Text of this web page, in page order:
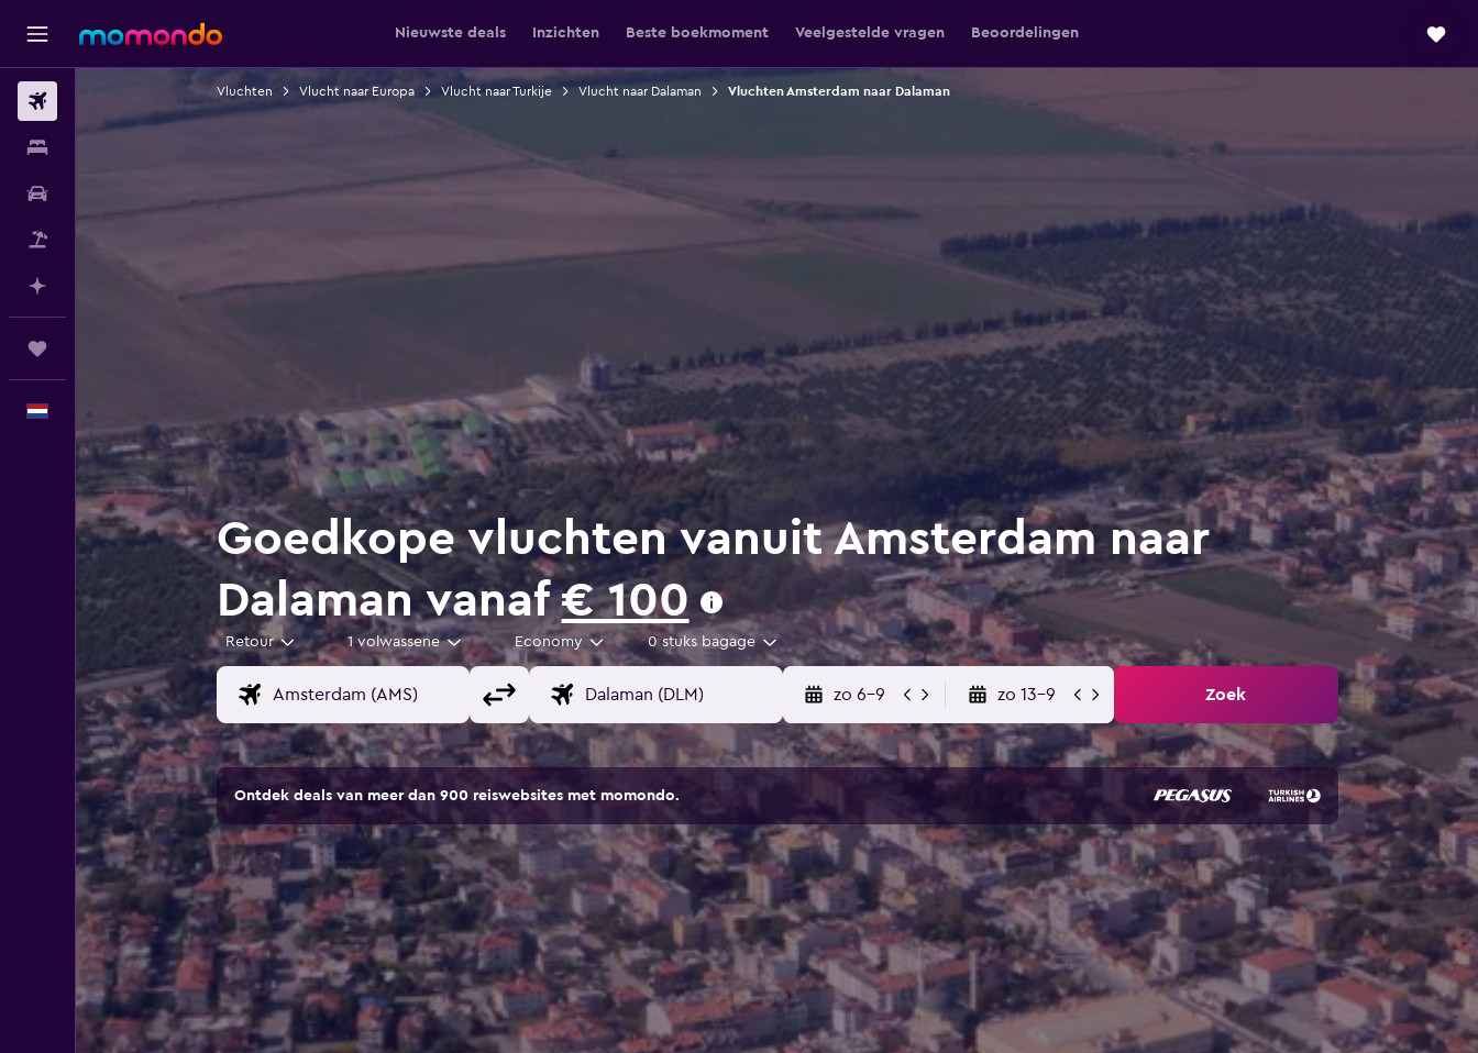
Nieuwste deals Inzichten Beste boekmoment Veelgestelde vragen Beoordelingen
Vluchten Vlucht naar Europa Vlucht naar Turkije Vlucht naar Dalaman Vluchten Amsterdam naar Dalaman
Goedkope vluchten vanuit Amsterdam naar
Dalaman vanaf€ 100
Retour 1 volwassene Economy 0 stuks bagage
zo 6-9 zo 13-9 Zoek
Ontdek deals van meer dan 900 reiswebsites met momondo.